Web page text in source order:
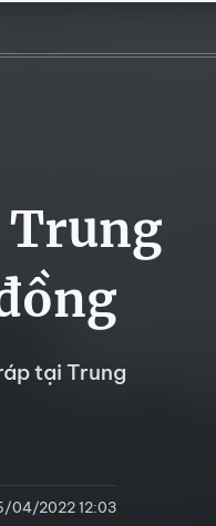
Trung
tại Trung
04/2022 12:03